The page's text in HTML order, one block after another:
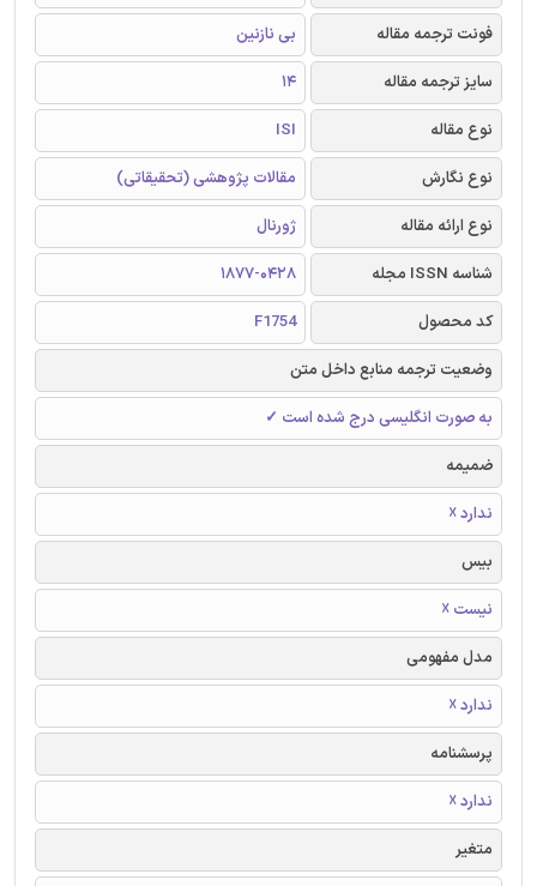
فونت ترجمه مقاله
بی نازنین
سایز ترجمه مقاله
14
نوع مقاله
ISI
نوع نگارش
مقالات پژوهشی (تحقیقاتی)
نوع ارائه مقاله
ژورنال
شناسه ISSN مجله
1877-0428
کد محصول
F1754
وضعیت ترجمه منابع داخل متن
به صورت انگلیسی درج شده است ✓
ضمیمه
ندارد ☓
بیس
نیست ☓
مدل مفهومی
ندارد ☓
پرسشنامه
ندارد ☓
متغیر